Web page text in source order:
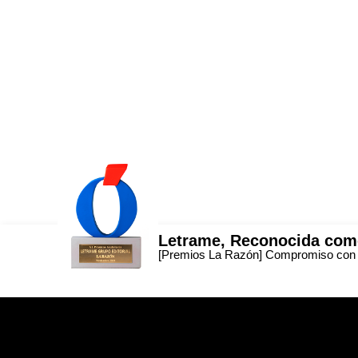
Letrame, Reconocida
[Premios La Razón] Compromiso